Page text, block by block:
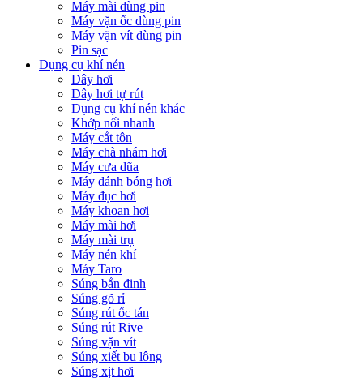
Máy mài dùng pin
Máy vặn ốc dùng pin
Máy vặn vít dùng pin
Pin sạc
Dụng cụ khí nén
Dây hơi
Dây hơi tự rút
Dụng cụ khí nén khác
Khớp nối nhanh
Máy cắt tôn
Máy chà nhám hơi
Máy cưa dũa
Máy đánh bóng hơi
Máy đục hơi
Máy khoan hơi
Máy mài hơi
Máy mài trụ
Máy nén khí
Máy Taro
Súng bắn đinh
Súng gõ rỉ
Súng rút ốc tán
Súng rút Rive
Súng vặn vít
Súng xiết bu lông
Súng xịt hơi